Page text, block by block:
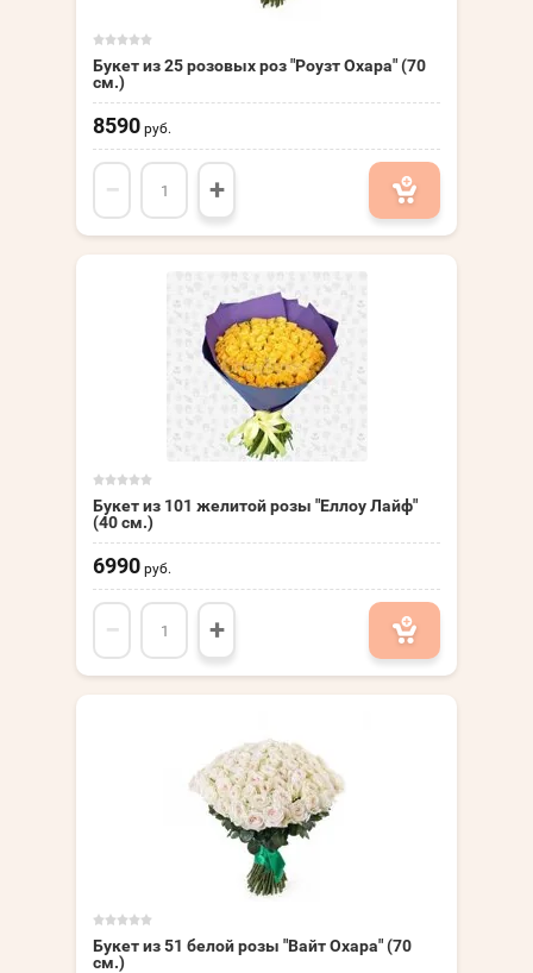
Букет из 25 розовых роз "Роузт Охара" (70
см.)
8590 руб.
− +
Букет из 101 желитой розы "Еллоу Лайф"
(40 см.)
6990 руб.
− +
Букет из 51 белой розы "Вайт Охара" (70
см.)